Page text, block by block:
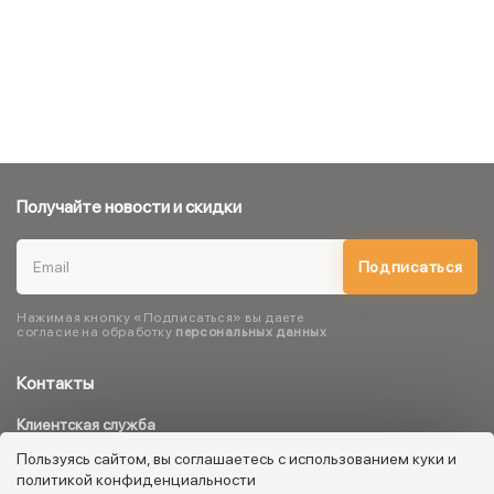
Контакты
Клиентская служба
8 800 333 08 45
info@kotofey.ru
Получайте новости и скидки
Подписаться
Нажимая кнопку «Подписаться» вы даете
согласие на обработку персональных данных
Пользуясь сайтом, вы соглашаетесь с использованием куки и
политикой конфиденциальности